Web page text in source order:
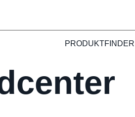
PRODUKTFINDER